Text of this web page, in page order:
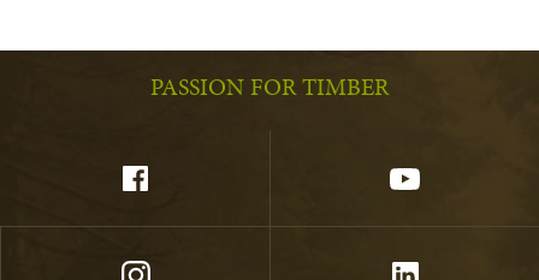
PASSION FOR TIMBER